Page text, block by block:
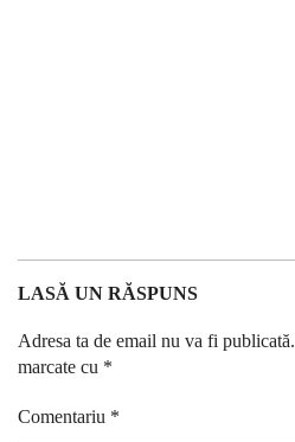
LASĂ UN RĂSPUNS
Adresa ta de email nu va fi publicată.
marcate cu *
Comentariu *